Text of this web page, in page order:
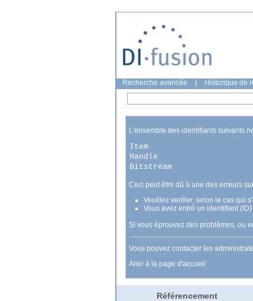
Recherche avancée Historique de
L'ensemble des identifiants suivants
Item
Handle
Bitstream
Ceci peut être dû à une des erreurs
Veuillez verifier, selon le cas qui
Vous avez entré un identifiant
Si vous éprouvez des problèmes, ou
Vous pouvez contacter les
Aller à la page d'accueil
Référencement